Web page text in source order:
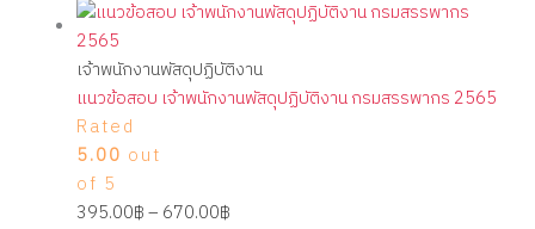
เจ้าพนักงานพัสดุปฏิบัติงาน
แนวข้อสอบ เจ้าพนักงานพัสดุปฏิบัติงาน กรมสรรพากร 2565
Rated
5.00 out
of 5
395.00฿– 670.00฿